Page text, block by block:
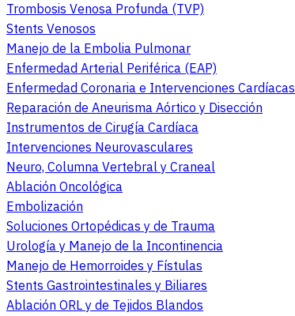
Trombosis Venosa Profunda (TVP)
Stents Venosos
Manejo de la Embolia Pulmonar
Enfermedad Arterial Periférica (EAP)
Enfermedad Coronaria e Intervenciones Cardíacas
Reparación de Aneurisma Aórtico y Disección
Instrumentos de Cirugía Cardíaca
Intervenciones Neurovasculares
Neuro, Columna Vertebral y Craneal
Ablación Oncológica
Embolización
Soluciones Ortopédicas y de Trauma
Urología y Manejo de la Incontinencia
Manejo de Hemorroides y Fístulas
Stents Gastrointestinales y Biliares
Ablación ORL y de Tejidos Blandos